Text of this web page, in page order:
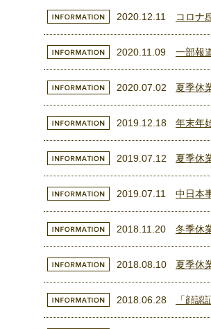
2020.12.11 コロナ
2020.11.09 一部報
2020.07.02 夏季休
2019.12.18 年末年
2019.07.12 夏季休
2019.07.11 中日本
2018.11.20 冬季休
2018.08.10 夏季休
2018.06.28 「顔